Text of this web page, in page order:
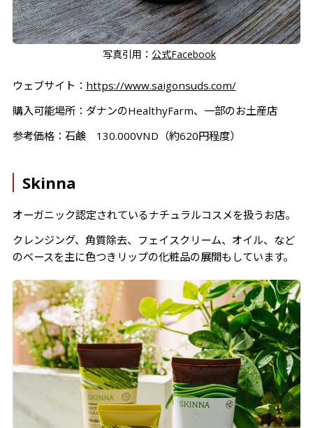
写真引用： 公式Facebook
ウェブサイト： https://www.saigonsuds.com/
購入可能場所：ダナンのHealthyFarm、一部のお土産店
参考価格：石鹸 130.000VND（約620円程度）
Skinna
オーガニック認定されているナチュラルコスメを扱うお店。
クレンジング、角質除去、フェイスクリーム、オイル、など
のベースを主に色つきリップの化粧品の展開もしています。